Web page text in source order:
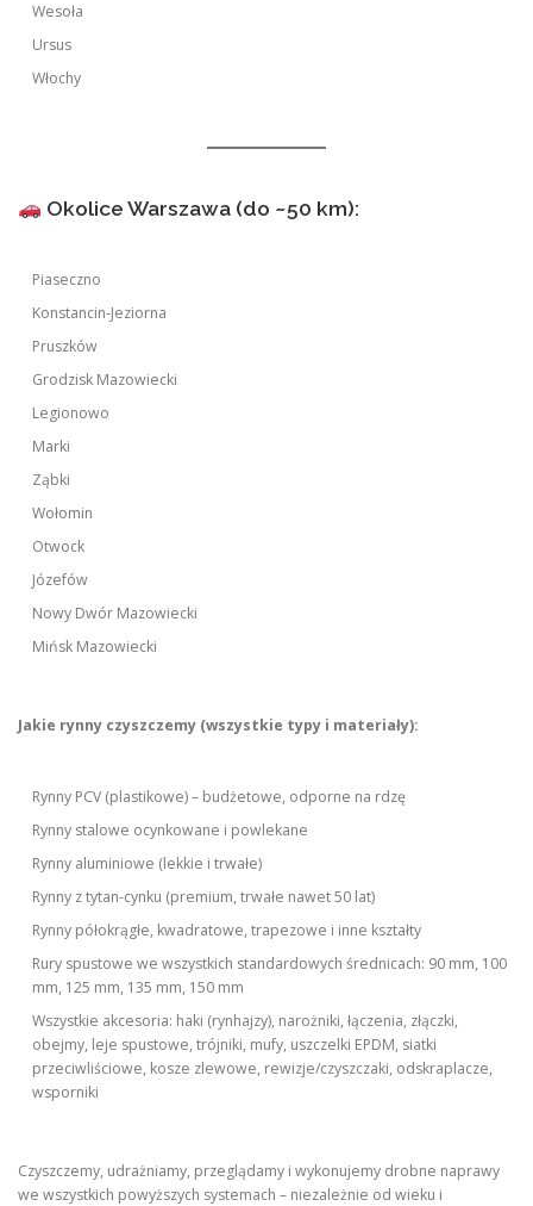
Wesoła
Ursus
Włochy
Okolice Warszawa (do ~50 km):
Piaseczno
Konstancin-Jeziorna
Pruszków
Grodzisk Mazowiecki
Legionowo
Marki
Ząbki
Wołomin
Otwock
Józefów
Nowy Dwór Mazowiecki
Mińsk Mazowiecki
Jakie rynny czyszczemy (wszystkie typy i materiały):
Rynny PCV (plastikowe) – budżetowe, odporne na rdzę
Rynny stalowe ocynkowane i powlekane
Rynny aluminiowe (lekkie i trwałe)
Rynny z tytan-cynku (premium, trwałe nawet 50 lat)
Rynny półokrągłe, kwadratowe, trapezowe i inne kształty
Rury spustowe we wszystkich standardowych średnicach: 90 mm, 100
mm, 125 mm, 135 mm, 150 mm
Wszystkie akcesoria: haki (rynhajzy), narożniki, łączenia, złączki,
obejmy, leje spustowe, trójniki, mufy, uszczelki EPDM, siatki
przeciwliściowe, kosze zlewowe, rewizje/czyszczaki, odskraplacze,
wsporniki
Czyszczemy, udrażniamy, przeglądamy i wykonujemy drobne naprawy
we wszystkich powyższych systemach – niezależnie od wieku i